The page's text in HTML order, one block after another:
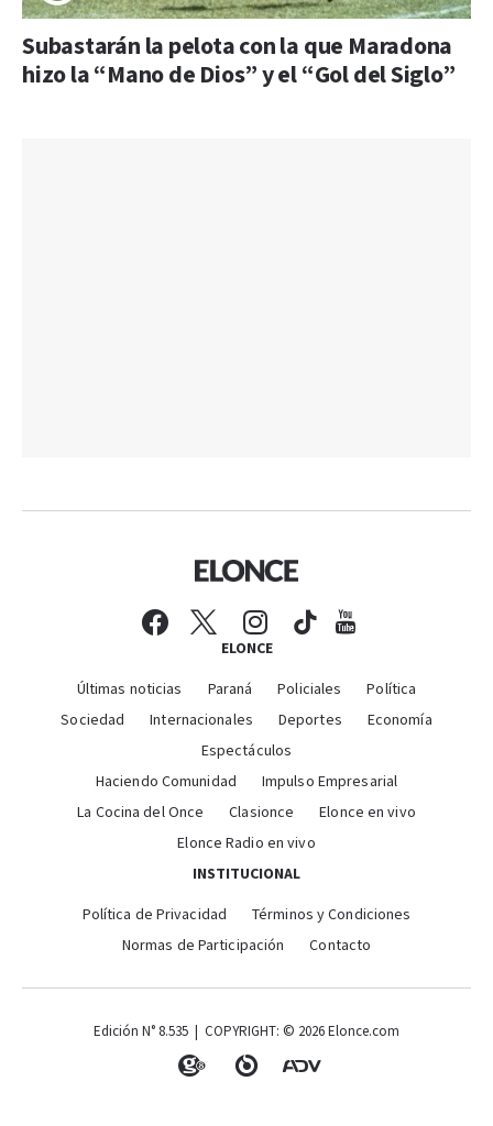
Subastarán la pelota con la que Maradona
hizo la “Mano de Dios” y el “Gol del Siglo”
ELONCE
Últimas noticias Paraná Policiales
Política
Sociedad
Internacionales Deportes
Economía
Espectáculos
Haciendo Comunidad
Impulso Empresarial
La Cocina del Once
Clasionce
Elonce en vivo
Elonce Radio en vivo
INSTITUCIONAL
Política de Privacidad
Términos y Condiciones
Normas de Participación
Contacto
Edición N° 8.535 | COPYRIGHT: © 2026 Elonce.com